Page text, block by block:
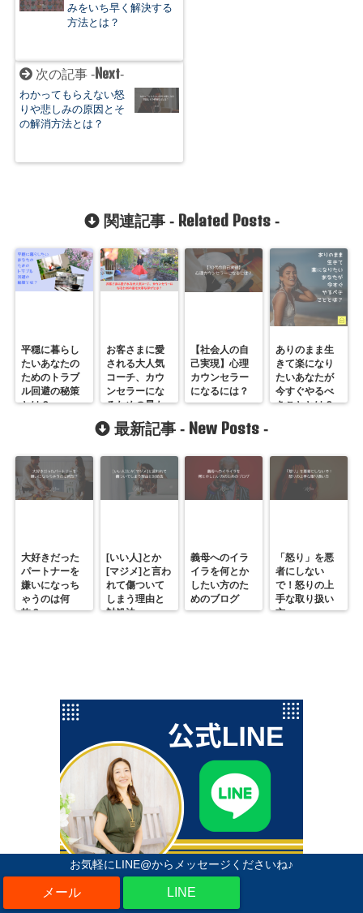
お気軽にLINE@からメッセージくださいね♪
LINE
みをいち早く解決する
方法とは？
次の記事 -Next-
わかってもらえない怒
りや悲しみの原因とそ
の解消方法とは？
関連記事 - Related Posts-
平穏に暮らし
たいあなたの
ためのトラブ
ル回避の秘策
とは？
お客さまに愛
される大人気
コーチ、カウ
ンセラーにな
るための最も
大事な学びと
は？
【社会人の自
己実現】心理
カウンセラー
になるには？
ありのまま生
きて楽になり
たいあなたが
今すぐやるべ
きこととは？
最新記事 - New Posts -
大好きだった
パートナーを
嫌いになっち
ゃうのは何
故？
[いい人]とか
[マジメ]と言わ
れて傷ついて
しまう理由と
対処法
義母へのイラ
イラを何とか
したい方のた
めのブログ
「怒り」を悪
者にしない
で！怒りの上
手な取り扱い
方